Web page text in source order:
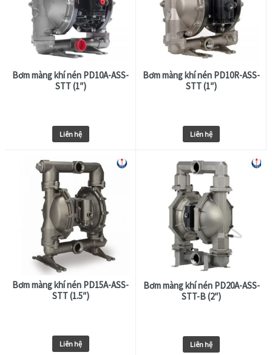
Bơm màng khí nén PD10A-ASS-
STT (1″)
Liên hệ
Bơm màng khí nén PD10R-ASS-
STT (1″)
Liên hệ
Bơm màng khí nén PD15A-ASS-
STT (1.5″)
Liên hệ
Bơm màng khí nén PD20A-ASS-
STT-B (2″)
Liên hệ